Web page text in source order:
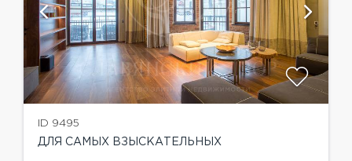
ID 9495
ДЛЯ САМЫХ ВЗЫСКАТЕЛЬНЫХ